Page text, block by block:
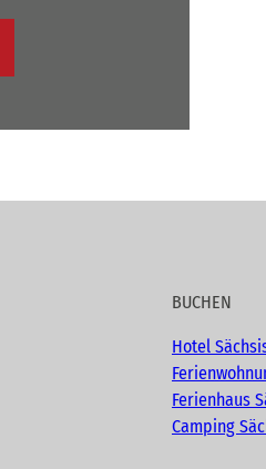
BUCHEN
Hotel
Ferienhaus
Camping